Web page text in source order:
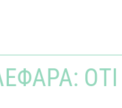
ΌΤΙ